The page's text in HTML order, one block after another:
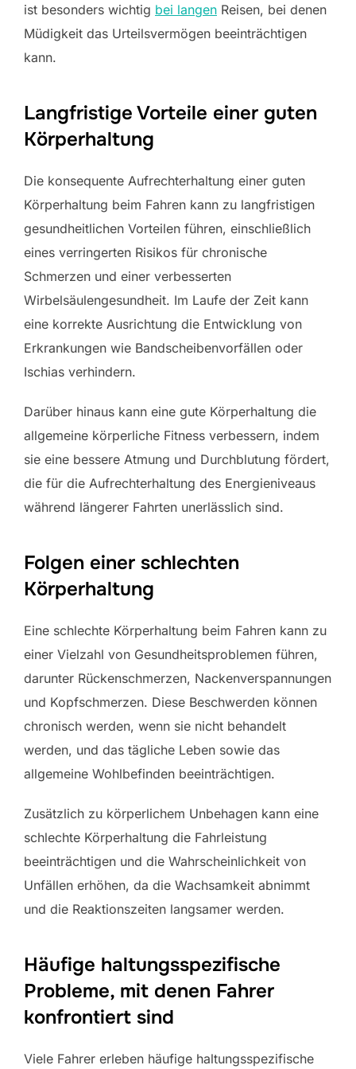
ist besonders wichtig bei langen Reisen, bei denen
Müdigkeit das Urteilsvermögen beeinträchtigen
kann.
Langfristige Vorteile einer guten
Körperhaltung
Die konsequente Aufrechterhaltung einer guten
Körperhaltung beim Fahren kann zu langfristigen
gesundheitlichen Vorteilen führen, einschließlich
eines verringerten Risikos für chronische
Schmerzen und einer verbesserten
Wirbelsäulengesundheit. Im Laufe der Zeit kann
eine korrekte Ausrichtung die Entwicklung von
Erkrankungen wie Bandscheibenvorfällen oder
Ischias verhindern.
Darüber hinaus kann eine gute Körperhaltung die
allgemeine körperliche Fitness verbessern, indem
sie eine bessere Atmung und Durchblutung fördert,
die für die Aufrechterhaltung des Energieniveaus
während längerer Fahrten unerlässlich sind.
Folgen einer schlechten
Körperhaltung
Eine schlechte Körperhaltung beim Fahren kann zu
einer Vielzahl von Gesundheitsproblemen führen,
darunter Rückenschmerzen, Nackenverspannungen
und Kopfschmerzen. Diese Beschwerden können
chronisch werden, wenn sie nicht behandelt
werden, und das tägliche Leben sowie das
allgemeine Wohlbefinden beeinträchtigen.
Zusätzlich zu körperlichem Unbehagen kann eine
schlechte Körperhaltung die Fahrleistung
beeinträchtigen und die Wahrscheinlichkeit von
Unfällen erhöhen, da die Wachsamkeit abnimmt
und die Reaktionszeiten langsamer werden.
Häufige haltungsspezifische
Probleme, mit denen Fahrer
konfrontiert sind
Viele Fahrer erleben häufige haltungsspezifische